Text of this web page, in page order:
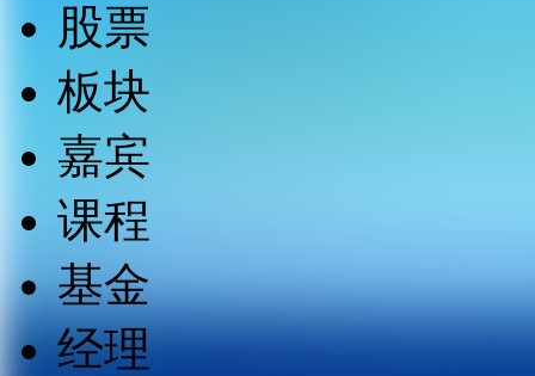
股票
板块
嘉宾
课程
基金
经理